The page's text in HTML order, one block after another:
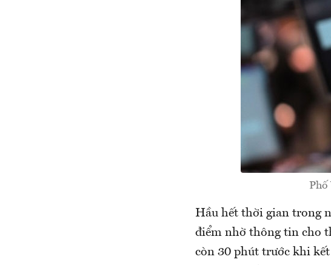
Phố
Hầu hết thời gian trong
điểm nhờ thông tin cho
còn 30 phút trước khi